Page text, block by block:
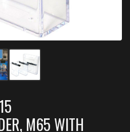
M65 WITH